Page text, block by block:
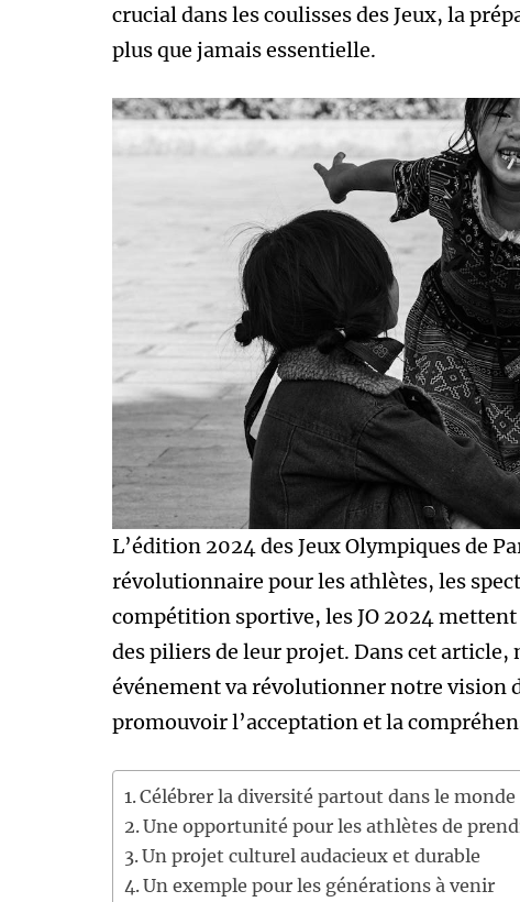
crucial dans les coulisses des Jeux, la
plus que jamais essentielle.
L’édition 2024 des Jeux Olympiques de
révolutionnaire pour les athlètes, les
compétition sportive, les JO 2024
des piliers de leur projet. Dans cet
événement va révolutionner notre vision
promouvoir l’acceptation et la
Célébrer la diversité partout dans le monde
Une opportunité pour les athlètes de
Un projet culturel audacieux et durable
Un exemple pour les générations à venir